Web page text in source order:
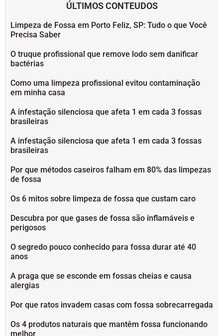
ÚLTIMOS CONTEUDOS
Limpeza de Fossa em Porto Feliz, SP: Tudo o que Você
Precisa Saber
O truque profissional que remove lodo sem danificar
bactérias
Como uma limpeza profissional evitou contaminação
em minha casa
A infestação silenciosa que afeta 1 em cada 3 fossas
brasileiras
A infestação silenciosa que afeta 1 em cada 3 fossas
brasileiras
Por que métodos caseiros falham em 80% das limpezas
de fossa
Os 6 mitos sobre limpeza de fossa que custam caro
Descubra por que gases de fossa são inflamáveis e
perigosos
O segredo pouco conhecido para fossa durar até 40
anos
A praga que se esconde em fossas cheias e causa
alergias
Por que ratos invadem casas com fossa sobrecarregada
Os 4 produtos naturais que mantêm fossa funcionando
melhor